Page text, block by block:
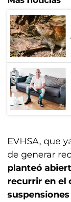
EVHSA, que
de generar
planteó
recurrir en el